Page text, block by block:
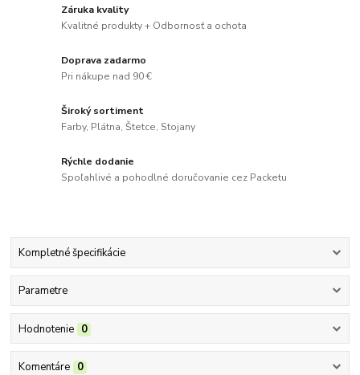
Záruka kvality
Kvalitné produkty + Odbornosť a ochota
Doprava zadarmo
Pri nákupe nad 90 €
Široký sortiment
Farby, Plátna, Štetce, Stojany
Rýchle dodanie
Spoľahlivé a pohodlné doručovanie cez Packetu
Kompletné špecifikácie
Parametre
Hodnotenie 0
Komentáre 0